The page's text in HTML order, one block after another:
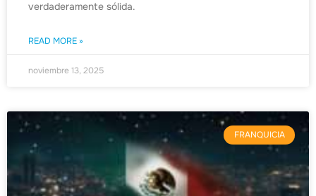
verdaderamente sólida.
READ MORE »
noviembre 13, 2025
FRANQUICIA